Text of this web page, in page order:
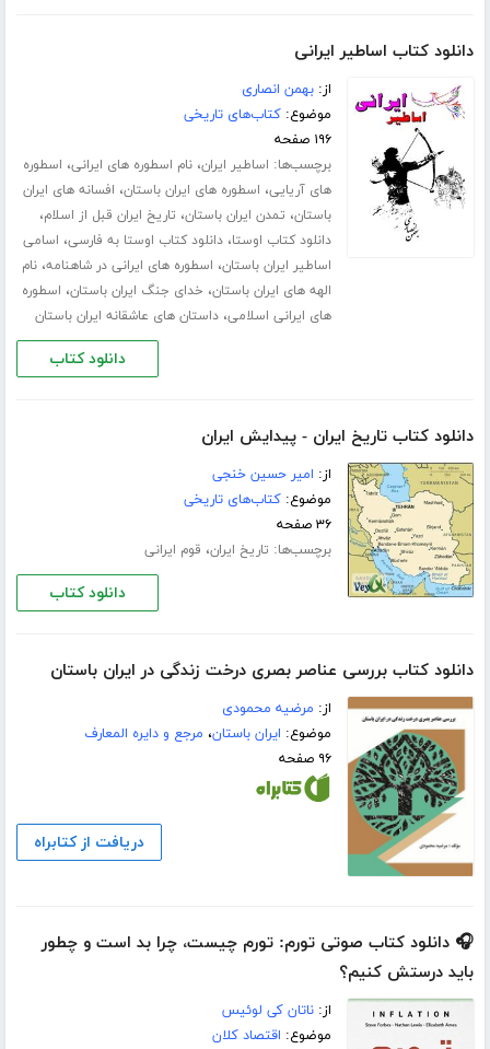
دانلود کتاب اساطیر ایرانی
از:بهمن انصاری
موضوع:کتاب‌های تاریخی
۱۹۶ صفحه
برچسب‌ها: اساطیر ایران،نام اسطوره های ایرانی، اسطوره
های آریایی، اسطوره های ایران باستان، افسانه های ایران
باستان، تمدن ایران باستان، تاریخ ایران قبل از اسلام،
دانلود کتاب اوستا،دانلود کتاب اوستا به فارسی، اسامی
اساطیر ایران باستان، اسطوره های ایرانی در شاهنامه،نام
الهه های ایران باستان، خدای جنگ ایران باستان، اسطوره
های ایرانی اسلامی،داستان های عاشقانه ایران باستان
دانلود کتاب
دانلود کتاب تاریخ ایران - پیدایش ایران
از: امیر حسین خنجی
موضوع:کتاب‌های تاریخی
۳۶ صفحه
برچسب‌ها: تاریخ ایران، قوم ایرانی
دانلود کتاب
دانلود کتاب بررسی عناصر بصری درخت زندگی در ایران باستان
از: مرضیه محمودی
موضوع: ایران باستان، مرجع و دایره المعارف
۹۶ صفحه
دریافت از کتابراه
🎧 دانلود کتاب صوتی تورم: تورم چیست، چرا بد است و چطور
باید درستش کنیم؟
از:ناتان کی لوئیس
موضوع: اقتصاد کلان